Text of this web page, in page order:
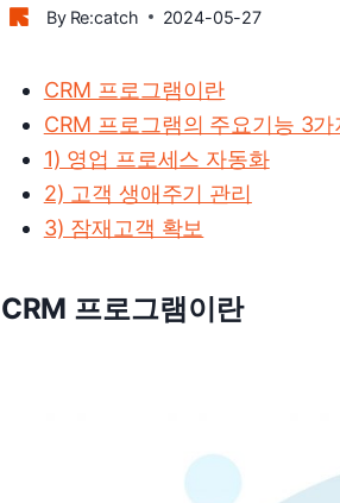
By Re:catch 2024-05-27
CRM 프로그램이란
CRM 프로그램의 주요기능 3가
1) 영업 프로세스 자동화
2) 고객 생애주기 관리
3) 잠재고객 확보
CRM 프로그램이란